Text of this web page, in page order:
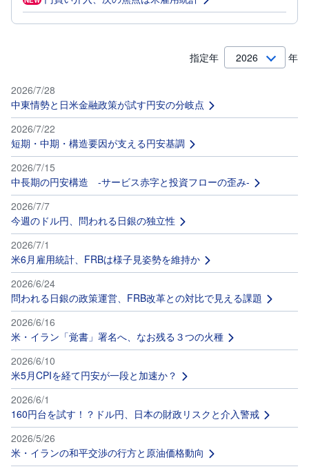
投
資
券
FX
お
ま
か
せ
投
資
PICK
UP
S
BI
株
オ
プ
シ
ョ
ン
物
・
オ
プ
シ
ョ
ン
商
品
先
指定年 年
2026/7/28
中東情勢と日米金融政策が試す円安の分岐点
2026/7/22
短期・中期・構造要因が支える円安基調
2026/7/15
中長期の円安構造 -サービス赤字と投資フローの歪み-
2026/7/7
今週のドル円、問われる日銀の独立性
2026/7/1
米6月雇用統計、FRBは様子見姿勢を維持か
2026/6/24
問われる日銀の政策運営、FRB改革との対比で見える課題
2026/6/16
米・イラン「覚書」署名へ、なお残る３つの火種
2026/6/10
米5月CPIを経て円安が一段と加速か？
2026/6/1
160円台を試す！？ドル円、日本の財政リスクと介入警戒
2026/5/26
米・イランの和平交渉の行方と原油価格動向